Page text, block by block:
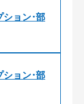
ョン･部
ョン･部